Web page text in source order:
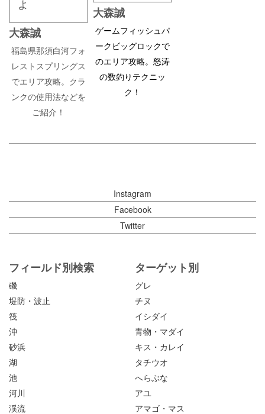
よ
大森誠
福島県那須白河フォ
レストスプリングス
でエリア攻略。クラ
ンクの使用法などを
ご紹介！
大森誠
ゲームフィッシュパ
ークビッグロックで
のエリア攻略。怒涛
の数釣りテクニッ
ク！
Instagram
Facebook
Twitter
フィールド別検索
磯
堤防・波止
筏
沖
砂浜
湖
池
河川
渓流
ターゲット別
グレ
チヌ
イシダイ
青物・マダイ
キス・カレイ
タチウオ
へらぶな
アユ
アマゴ・マス